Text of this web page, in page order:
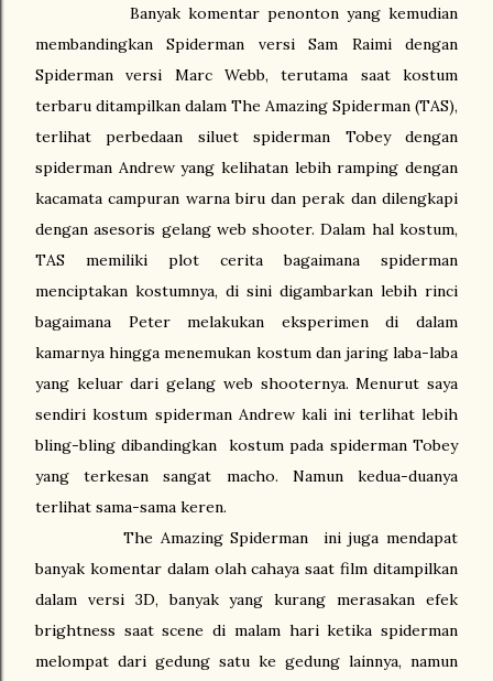
Banyak komentar penonton yang kemudian
membandingkan Spiderman versi Sam Raimi dengan
Spiderman versi Marc Webb, terutama saat kostum
terbaru ditampilkan dalam The Amazing Spiderman (TAS),
terlihat perbedaan siluet spiderman Tobey dengan
spiderman Andrew yang kelihatan lebih ramping dengan
kacamata campuran warna biru dan perak dan dilengkapi
dengan asesoris gelang web shooter. Dalam hal kostum,
TAS memiliki plot cerita bagaimana spiderman
menciptakan kostumnya, di sini digambarkan lebih rinci
bagaimana Peter melakukan eksperimen di dalam
kamarnya hingga menemukan kostum dan jaring laba-laba
yang keluar dari gelang web shooternya. Menurut saya
sendiri kostum spiderman Andrew kali ini terlihat lebih
bling-bling dibandingkan
kostum pada spiderman Tobey
yang terkesan sangat macho. Namun kedua-duanya
terlihat sama-sama keren.
The Amazing Spiderman
ini juga mendapat
banyak komentar dalam olah cahaya saat film ditampilkan
dalam versi 3D, banyak yang kurang merasakan efek
brightness saat scene di malam hari ketika spiderman
melompat dari gedung satu ke gedung lainnya, namun